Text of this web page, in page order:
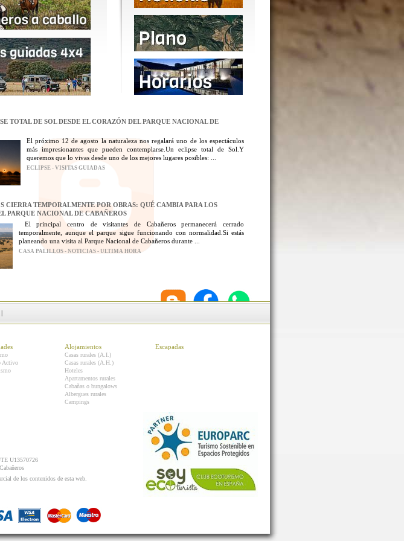
TOTAL DE SOL DESDE EL CORAZÓN DEL PARQUE NACIONAL DE
El próximo 12 de agosto la naturaleza nos regalará uno de los espectáculos
más impresionantes que pueden contemplarse.Un eclipse total de Sol.Y
queremos que lo vivas desde uno de los mejores lugares posibles: ...
ECLIPSE - VISITAS GUIADAS
CIERRA TEMPORALMENTE POR OBRAS: QUÉ CAMBIA PARA LOS
PARQUE NACIONAL DE CABAÑEROS
El principal centro de visitantes de Cabañeros permanecerá cerrado
temporalmente, aunque el parque sigue funcionando con normalidad.Si estás
planeando una visita al Parque Nacional de Cabañeros durante ...
CASA PALILLOS - NOTICIAS - ULTIMA HORA
|
Activo
Alojamientos
Casas rurales (A.I.)
Casas rurales (A.H.)
Hoteles
Apartamentos rurales
Cabañas o bungalows
Albergues rurales
Campings
Escapadas
U13570726
de los contenidos de esta web.